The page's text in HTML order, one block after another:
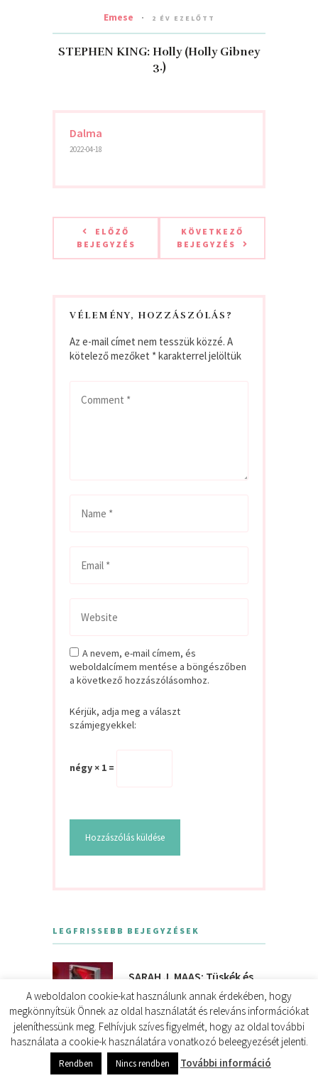
Emese 2 ÉV EZELŐTT
STEPHEN KING: Holly (Holly Gibney
3.)
Dalma
2022-04-18
ELŐZŐ
BEJEGYZÉS
KÖVETKEZŐ
BEJEGYZÉS
VÉLEMÉNY, HOZZÁSZÓLÁS?
Az e-mail címet nem tesszük közzé. A
kötelező mezőket *karakterrel jelöltük
A nevem, e-mail címem, és
weboldalcímem mentése a böngészőben
a következő hozzászólásomhoz.
Kérjük, adja meg a választ
számjegyekkel:
négy × 1 =
LEGFRISSEBB BEJEGYZÉSEK
SARAH J. MAAS: Tüskék és
rózsák udvara (ACOTAR 1.)
NINCS HOZZÁSZÓLÁS
NICHOLAS SPARKS, M.NIGHT
SHYAMALAN: Maradj
A weboldalon cookie-kat használunk annak érdekében, hogy
megkönnyítsük Önnek az oldal használatát és releváns információkat
jeleníthessünk meg. Felhívjuk szíves figyelmét, hogy az oldal további
használata a cookie-k használatára vonatkozó beleegyezését jelenti.
Rendben Nincs rendben További információ